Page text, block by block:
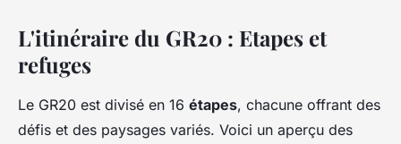
L'itinéraire du GR20 : Etapes et
refuges
Le GR20 est divisé en 16 étapes, chacune offrant des
défis et des paysages variés. Voici un aperçu des